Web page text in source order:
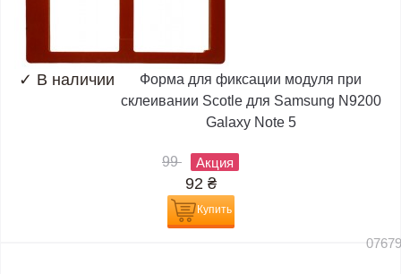
✓ В наличии
Форма для фиксации модуля при
склеивании Scotle для Samsung N9200
Galaxy Note 5
99 Акция
92 ₴
Купить